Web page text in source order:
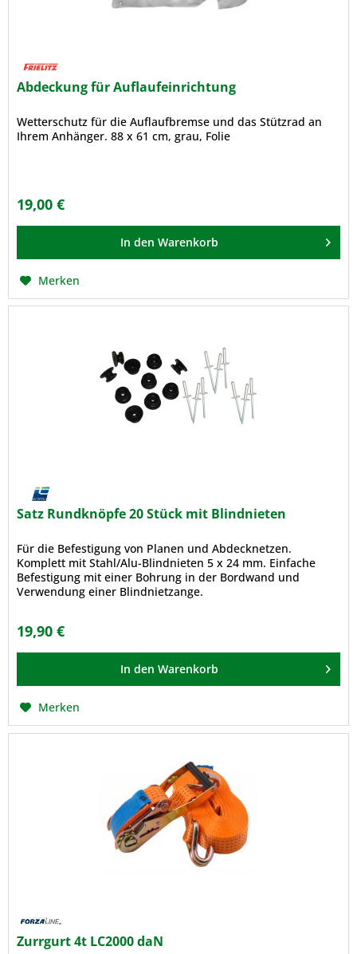
Abdeckung für Auflaufeinrichtung
Wetterschutz für die Auflaufbremse und das Stützrad an
Ihrem Anhänger. 88 x 61 cm, grau, Folie
19,00 €
In den Warenkorb
Merken
Satz Rundknöpfe 20 Stück mit Blindnieten
Für die Befestigung von Planen und Abdecknetzen.
Komplett mit Stahl/Alu-Blindnieten 5 x 24 mm. Einfache
Befestigung mit einer Bohrung in der Bordwand und
Verwendung einer Blindnietzange.
19,90 €
In den Warenkorb
Merken
Zurrgurt 4t LC2000 daN